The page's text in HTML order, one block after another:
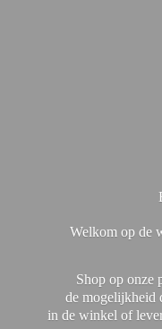
Welkom op de
Shop op onze
de mogelijkheid
in de winkel of